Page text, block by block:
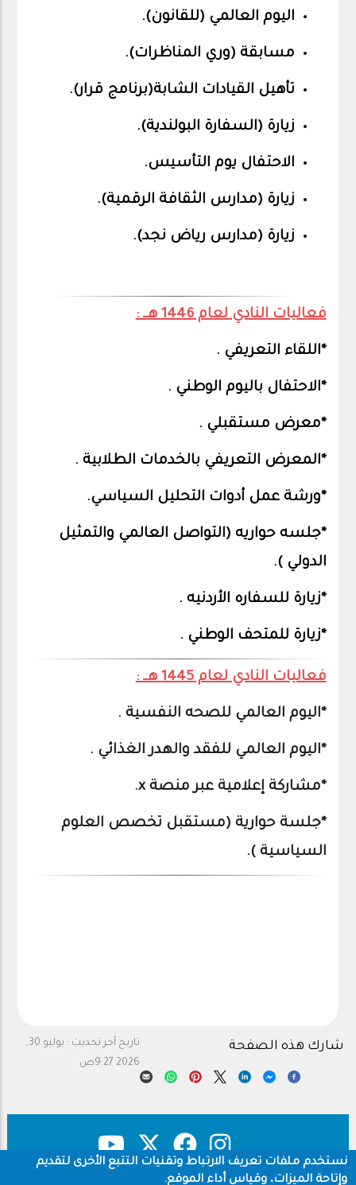
اليوم العالمي (للقانون).
مسابقة (وري المناظرات).
تأهيل القيادات الشابة(برنامج قرار).
زيارة (السفارة البولندية).
الاحتفال يوم التأسيس.
زيارة (مدارس الثقافة الرقمية).
زيارة (مدارس رياض نجد).
فعاليات النادي لعام 1446 هــ :
*اللقاء التعريفي .
*الاحتفال باليوم الوطني .
*معرض مستقبلي .
*المعرض التعريفي بالخدمات الطلابية .
*ورشة عمل أدوات التحليل السياسي.
*جلسه حواريه (التواصل العالمي والتمثيل
الدولي ).
*زيارة للسفاره الأردنيه .
*زيارة للمتحف الوطني .
فعاليات النادي لعام 1445 هــ :
*اليوم العالمي للصحه النفسية .
*اليوم العالمي للفقد والهدر الغذائي .
*مشاركة إعلامية عبر منصة x.
*جلسة حوارية (مستقبل تخصص العلوم
السياسية ).
تاريخ آخر تحديث :
يوليو 30,
2026 9:27ص
شارك هذه الصفحة
نستخدم ملفات تعريف الارتباط وتقنيات التتبع الأخرى لتقديم
وإتاحة الميزات، وقياس أداء الموقع.